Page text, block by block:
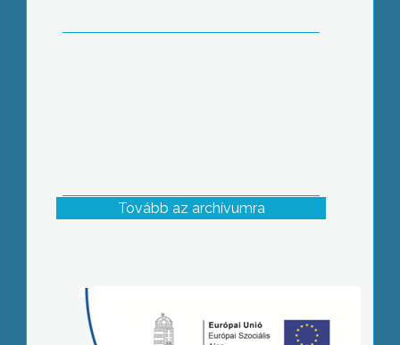
Tovább az archívumra